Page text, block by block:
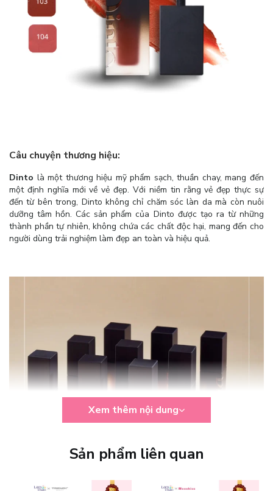
Câu chuyện thương hiệu:
Dinto là một thương hiệu mỹ phẩm sạch, thuần chay, mang đến
một định nghĩa mới về vẻ đẹp. Với niềm tin rằng vẻ đẹp thực sự
đến từ bên trong, Dinto không chỉ chăm sóc làn da mà còn nuôi
dưỡng tâm hồn. Các sản phẩm của Dinto được tạo ra từ những
thành phần tự nhiên, không chứa các chất độc hại, mang đến cho
người dùng trải nghiệm làm đẹp an toàn và hiệu quả.
Xem thêm nội dung
Sản phẩm liên quan